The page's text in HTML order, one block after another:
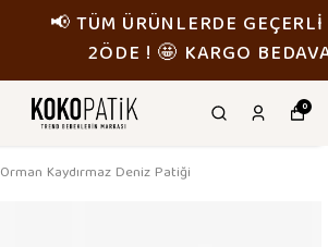
GEÇERLİ 3 AL
! 🤩 KARGO BEDAVA
0
Kaydırmaz Deniz Patiği